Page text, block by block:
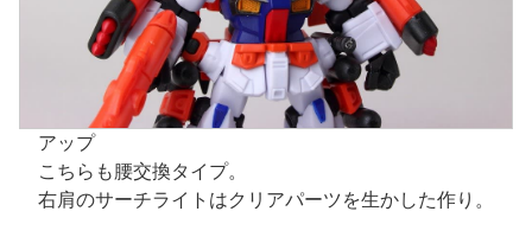
アップ
こちらも腰交換タイプ。
右肩のサーチライトはクリアパーツを生かした作り。